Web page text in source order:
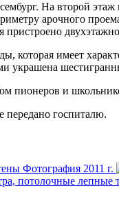
На второй этаж
арочного
пристроено
которая имеет
украшена
пионеров и
передано госпиталю.
Фотография 2011 г.
потолочные лепные